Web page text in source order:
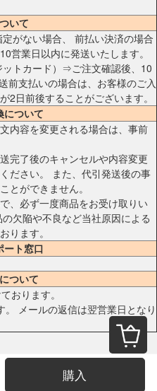
購入
いて
がない場合、 前払い決済の場合
営業日以内に発送いたします。
トカード）⇒ご注文確認後、10
前支払いの場合は、お客様のご入
2日前後することがございます。
について
内容を変更される場合は、事前
完了後のキャンセルや内容変更
ださい。 また、代引発送後の事
とができません。
、必ず一度商品をお受け取りい
欠陥や不良など当社原因による
ります。
ート窓口
ついて
おります。
メールの返信は翌営業日となり